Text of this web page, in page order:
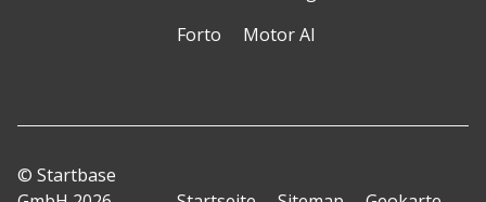
Forto
Motor AI
© Startbase